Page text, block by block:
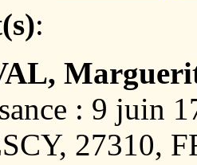
:
: 9 juin
27310,